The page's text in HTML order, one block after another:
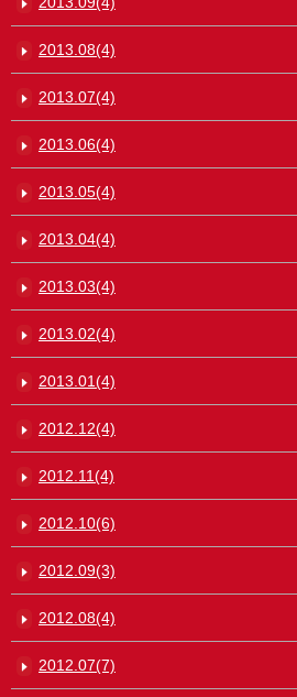
2013.08(4)
2013.07(4)
2013.06(4)
2013.05(4)
2013.04(4)
2013.03(4)
2013.02(4)
2013.01(4)
2012.12(4)
2012.11(4)
2012.10(6)
2012.09(3)
2012.08(4)
2012.07(7)